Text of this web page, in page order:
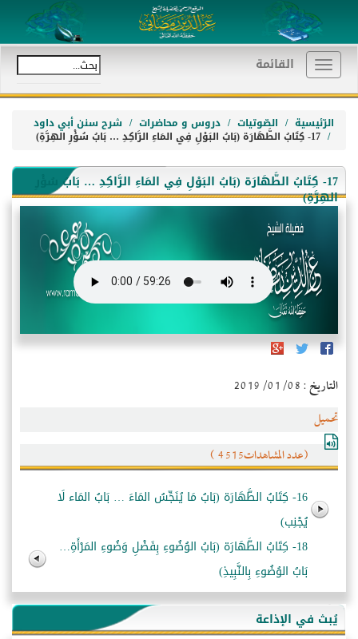
Toggle
navigation
القائمة
الرّئيسية الصّوتيات دروس و محاضرات شرح سنن أبي داود
17- كِتَابُ الطَّهَارَة (بَابُ البَوْلِ فِي المَاءِ الرَّاكِدِ … بَابُ سُؤْرِ الهِرَّةِ)
17- كِتَابُ الطَّهَارَة (بَابُ البَوْلِ فِي المَاءِ الرَّاكِدِ … بَابُ سُؤْرِ
الهِرَّةِ)
التاريخ : 2019/01/08
تحميل
(عدد المشاهدات4515 )
16- كِتَابُ الطَّهَارَة (بَابُ مَا يُنَجِّسُ المَاءَ … بَابُ المَاء لَا
يُجْنِب)
18- كِتَابُ الطَّهَارَة (بَابُ الوُضُوءِ بِفَضْلِ وَضُوءِ المَرْأَةِ…
بَابُ الوُضُوءِ بِالنَّبِيذِ)
يُبث في الإذاعة